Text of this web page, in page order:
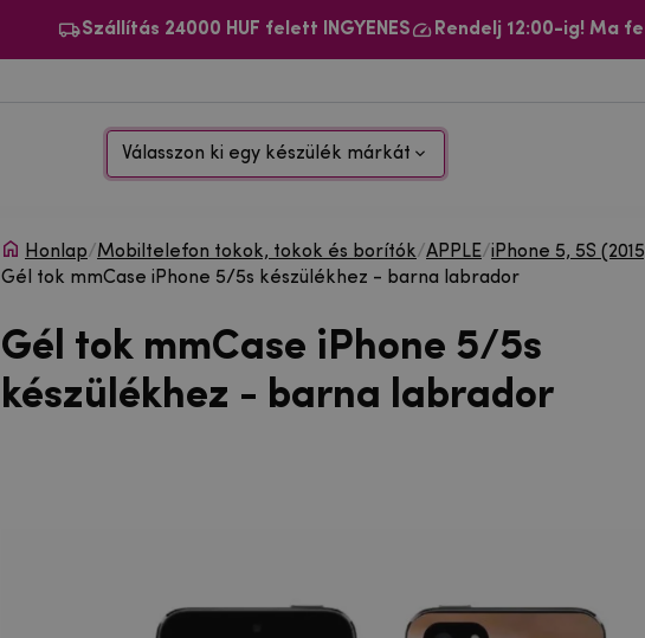
Szállítás 24000 HUF felett INGYENES Rendelj 12:00-ig! Ma
Válasszon ki egy készülék márkát
Honlap/Mobiltelefon tokok, tokok és borítók/APPLE/iPhone 5, 5S
Gél tok mmCase iPhone 5/5s készülékhez - barna labrador
Gél tok mmCase iPhone 5/5s
készülékhez - barna labrador